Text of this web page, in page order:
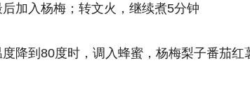
后加入杨梅；转文火，继续煮5分钟
度降到80度时，调入蜂蜜，杨梅梨子番茄红